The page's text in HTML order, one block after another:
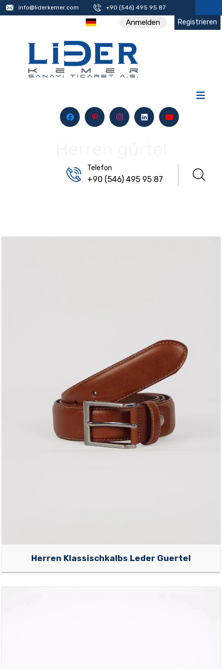
info@liderkemer.com +90 (546) 495 95 87
Anmelden Registrieren
Telefon
+90 (546) 495 95 87
STARTSEITE / PRODUKTE
Herren Klassischkalbs Leder Guertel